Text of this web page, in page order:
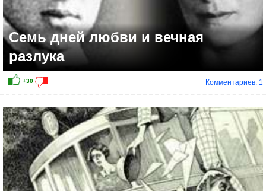
Семь дней любви и вечная
разлука
Комментариев: 1